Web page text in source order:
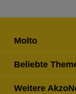
Molto
Kontaktiere uns
Finde einen
Über uns
Beliebte
Farben
Weitere